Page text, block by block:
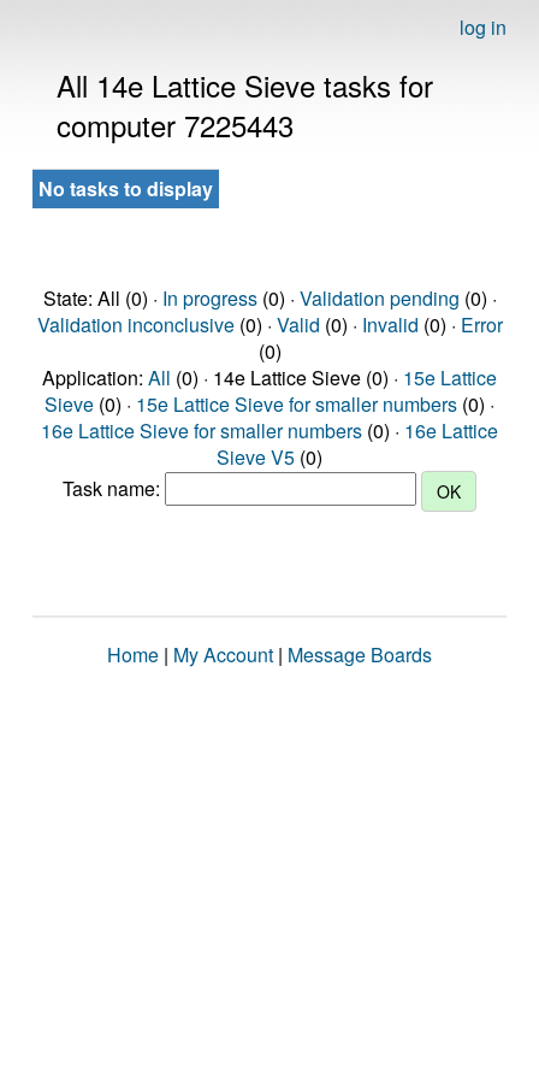
log in
All 14e Lattice Sieve tasks for
computer 7225443
No tasks to display
State: All (0) · In progress(0) · Validation pending (0) ·
Validation inconclusive(0) · Valid (0) · Invalid (0) · Error
(0)
Application: All (0) · 14e Lattice Sieve (0) · 15e Lattice
Sieve (0) · 15e Lattice Sieve for smaller numbers (0) ·
16e Lattice Sieve for smaller numbers (0) · 16e Lattice
Sieve V5 (0)
Task name:
Home | My Account | Message Boards